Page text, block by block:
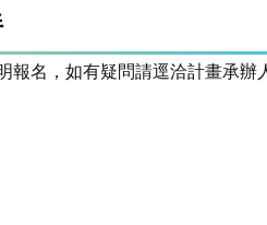
報名，如有疑問請逕洽計畫承辦